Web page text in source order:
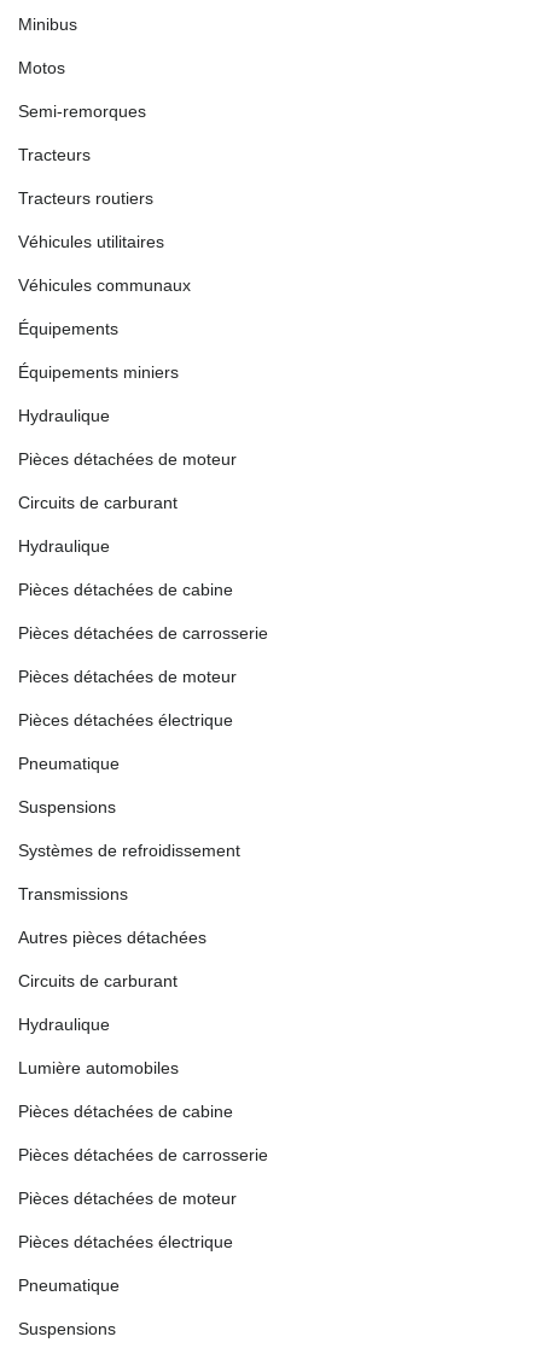
Minibus
Motos
Semi-remorques
Tracteurs
Tracteurs routiers
Véhicules utilitaires
Véhicules communaux
Équipements
Équipements miniers
Hydraulique
Pièces détachées de moteur
Circuits de carburant
Hydraulique
Pièces détachées de cabine
Pièces détachées de carrosserie
Pièces détachées de moteur
Pièces détachées électrique
Pneumatique
Suspensions
Systèmes de refroidissement
Transmissions
Autres pièces détachées
Circuits de carburant
Hydraulique
Lumière automobiles
Pièces détachées de cabine
Pièces détachées de carrosserie
Pièces détachées de moteur
Pièces détachées électrique
Pneumatique
Suspensions